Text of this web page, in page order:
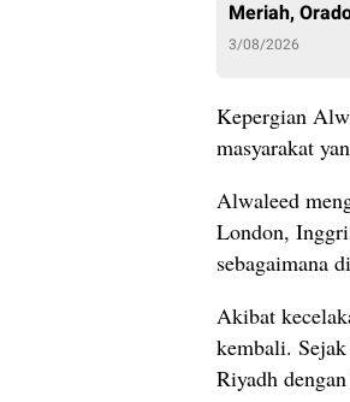
Meriah,
3/08/2026
Kepergian
masyarakat
Alwaleed
London,
sebagaimana
Akibat
kembali.
Riyadh